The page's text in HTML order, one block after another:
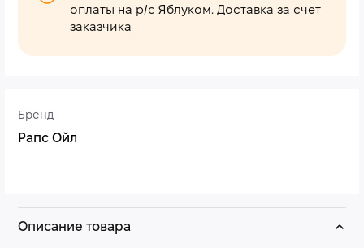
Бренд
Рапс Ойл
оплаты на р/с Яблуком. Доставка за счет
заказчика
Описание товара